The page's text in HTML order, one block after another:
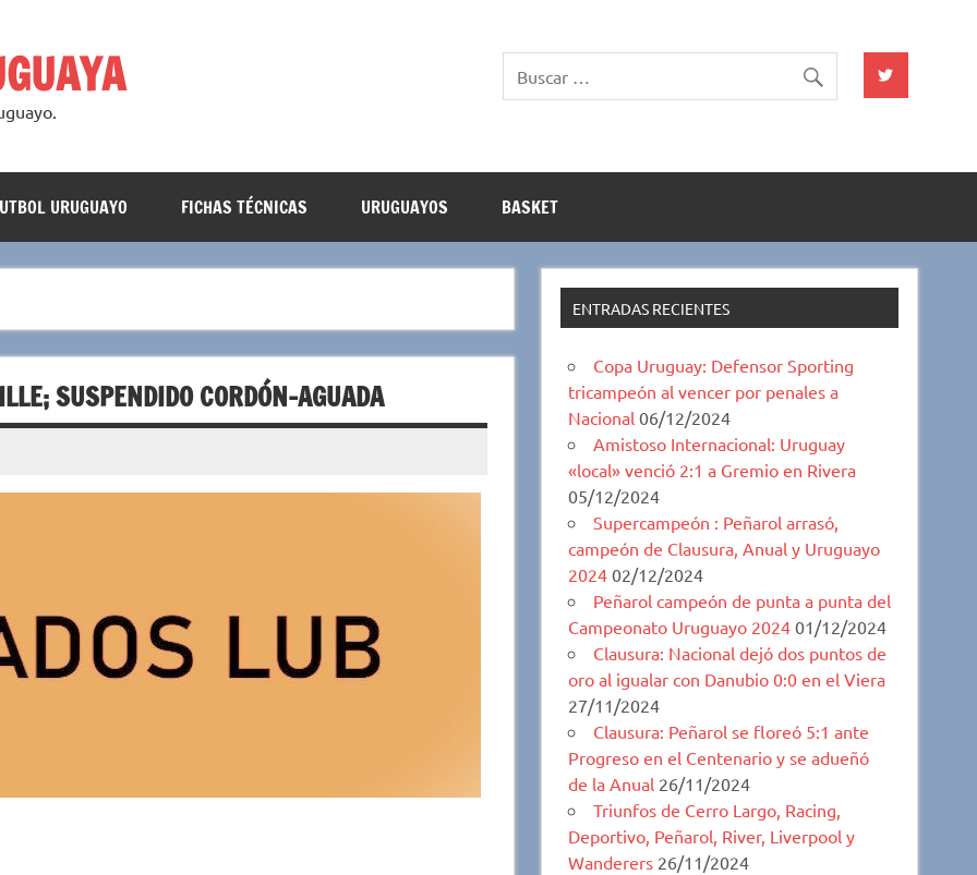
URUGUAYO FICHAS TÉCNICAS URUGUAYOS BASKET
SUSPENDIDO CORDÓN-AGUADA
ENTRADAS RECIENTES
Copa Uruguay: Defensor Sporting
tricampeón al vencer por penales a
Nacional 06/12/2024
Amistoso Internacional: Uruguay
«local» venció 2:1 a Gremio en Rivera
05/12/2024
Supercampeón : Peñarol arrasó,
campeón de Clausura, Anual y Uruguayo
2024 02/12/2024
Peñarol campeón de punta a punta del
Campeonato Uruguayo 2024 01/12/2024
Clausura: Nacional dejó dos puntos de
oro al igualar con Danubio 0:0 en el Viera
27/11/2024
Clausura: Peñarol se floreó 5:1 ante
Progreso en el Centenario y se adueñó
de la Anual 26/11/2024
Triunfos de Cerro Largo, Racing,
Deportivo, Peñarol, River, Liverpool y
Wanderers 26/11/2024